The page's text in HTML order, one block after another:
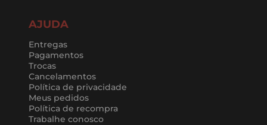
AJUDA
Entregas
Pagamentos
Trocas
Cancelamentos
Política de privacidade
Meus pedidos
Política de recompra
Trabalhe conosco